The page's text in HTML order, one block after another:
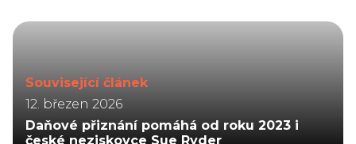
Související článek
12. březen 2026
Daňové přiznání pomáhá od roku 2023 i
české neziskovce Sue Ryder